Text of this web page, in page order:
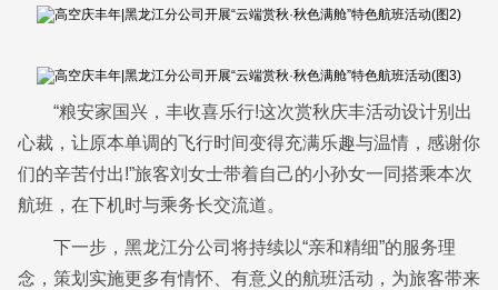
“粮安家国兴，丰收喜乐行!这次赏秋庆丰活动设计别出
心裁，让原本单调的飞行时间变得充满乐趣与温情，感谢你
们的辛苦付出!”旅客刘女士带着自己的小孙女一同搭乘本次
航班，在下机时与乘务长交流道。
下一步，黑龙江分公司将持续以“亲和精细”的服务理
念，策划实施更多有情怀、有意义的航班活动，为旅客带来